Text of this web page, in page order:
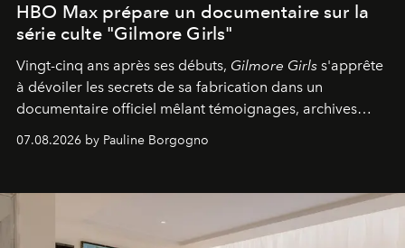
HBO Max prépare un documentaire sur la
série culte "Gilmore Girls"
Vingt-cinq ans après ses débuts, Gilmore Girls s'apprête
à dévoiler les secrets de sa fabrication dans un
documentaire officiel mêlant témoignages, archives
inédites et plongée dans les coulisses d'un phénomène
générationnel.
07.08.2026 by Pauline Borgogno